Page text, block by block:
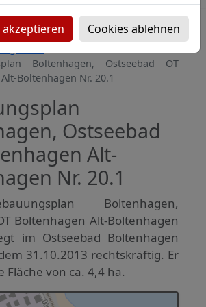
Boltenhagen, Ostseebad OT
Boltenhagen Nr. 20.1
Ostseebad
Alt-
Nr. 20.1
Boltenhagen,
Boltenhagen Alt-Boltenhagen
im Ostseebad Boltenhagen
31.10.2013 rechtskräftig. Er
Fläche von ca. 4,4 ha.
akzeptieren Cookies ablehnen